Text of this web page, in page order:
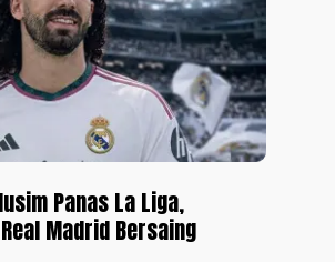
Panas La Liga,
Madrid Bersaing